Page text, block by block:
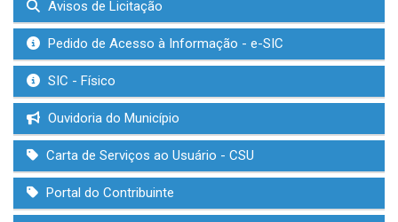
Avisos de Licitação
Pedido de Acesso à Informação - e-SIC
SIC - Físico
Ouvidoria do Município
Carta de Serviços ao Usuário - CSU
Portal do Contribuinte